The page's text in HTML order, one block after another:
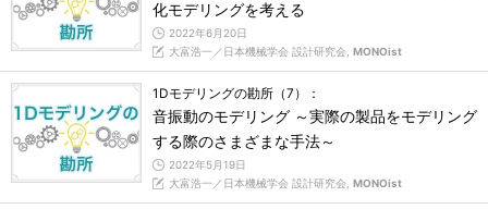
化モデリングを考える
2022年6月20日
大富浩一／日本機械学会 設計研究会, MONOist
1Dモデリングの勘所（7）：
音振動のモデリング ～実際の製品をモデリング
する際のさまざまな手法～
2022年5月19日
大富浩一／日本機械学会 設計研究会, MONOist